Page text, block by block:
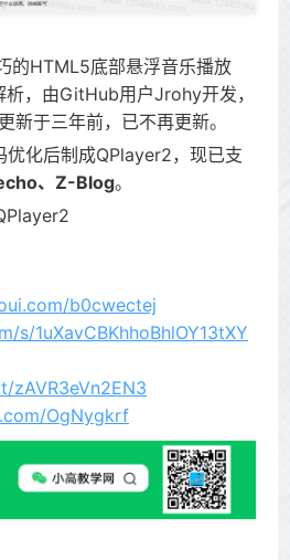
的HTML5底部悬浮音乐播放
，由GitHub用户Jrohy开发，
新于三年前，已不再更新。
化后制成QPlayer2，现已支
、Z-Blog。
b0cwectej
s/1uXavCBKhhoBhlOY13tXY
zAVR3eVn2EN3
OgNygkrf